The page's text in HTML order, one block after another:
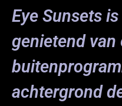
Eye Sunsets
genietend
achtergrond